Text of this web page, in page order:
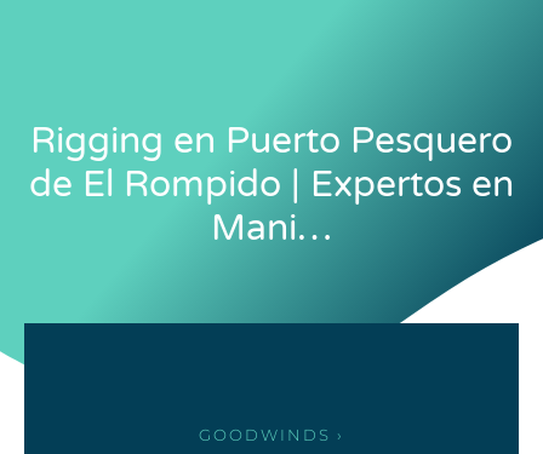
Rigging en Puerto Pesquero
de El Rompido | Expertos en
Mani…
GOODWINDS ›